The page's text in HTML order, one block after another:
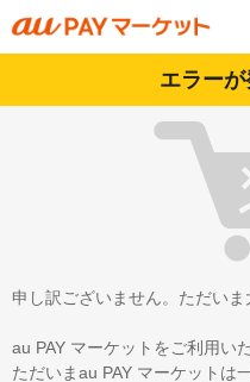
エラー
申し訳ございません。ただいま
au PAY マーケットをご利用い
ただいまau PAY マーケットは